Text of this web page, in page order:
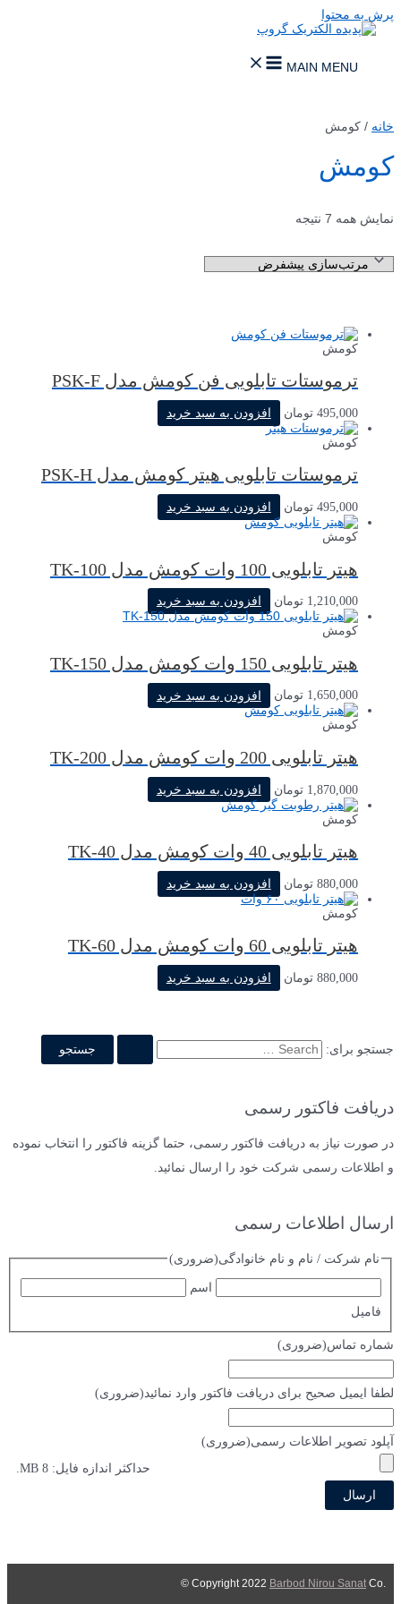
پرش به محتوا
MAIN MENU
جستجو برای:
دریافت فاکتور رسمی
در صورت نیاز به دریافت فاکتور رسمی، حتما گزینه فاکتور را انتخاب نموده
و اطلاعات رسمی شرکت خود را ارسال نمائید.
ارسال اطلاعات رسمی
نام شرکت / نام و نام خانوادگی(ضروری)
اسم
فامیل
شماره تماس(ضروری)
لطفا ایمیل صحیح برای دریافت فاکتور وارد نمائید(ضروری)
آپلود تصویر اطلاعات رسمی(ضروری)
حداکثر اندازه فایل: 8 MB.
خانه / کومش
کومش
نمایش همه 7 نتیجه
کومش
ترموستات تابلویی فن کومش مدل PSK-F
495,000 تومان افزودن به سبد خرید
کومش
ترموستات تابلویی هیتر کومش مدل PSK-H
495,000 تومان افزودن به سبد خرید
کومش
هیتر تابلویی 100 وات کومش مدل TK-100
1,210,000 تومان افزودن به سبد خرید
کومش
هیتر تابلویی 150 وات کومش مدل TK-150
1,650,000 تومان افزودن به سبد خرید
کومش
هیتر تابلویی 200 وات کومش مدل TK-200
1,870,000 تومان افزودن به سبد خرید
کومش
هیتر تابلویی 40 وات کومش مدل TK-40
880,000 تومان افزودن به سبد خرید
کومش
هیتر تابلویی 60 وات کومش مدل TK-60
880,000 تومان افزودن به سبد خرید
.Copyright 2022
Barbod Nirou Sanat Co ©